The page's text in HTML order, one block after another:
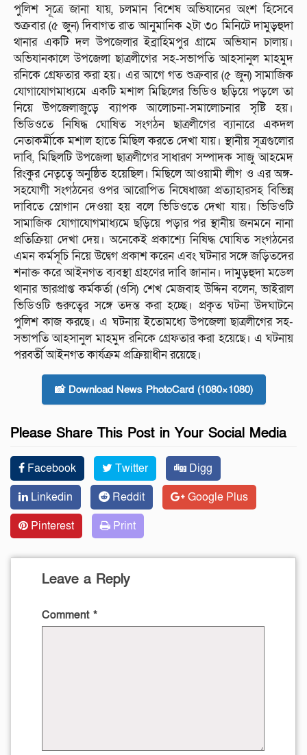
পুলিশ সূত্রে জানা যায়, চলমান বিশেষ অভিযানের অংশ হিসেবে
শুক্রবার (৫ জুন) দিবাগত রাত আনুমানিক ২টা ৩০ মিনিটে দামুড়হুদা
থানার একটি দল উপজেলার ইব্রাহিমপুর গ্রামে অভিযান চালায়।
অভিযানকালে উপজেলা ছাত্রলীগের সহ-সভাপতি আহসানুল মাহমুদ
রনিকে গ্রেফতার করা হয়। এর আগে গত শুক্রবার (৫ জুন) সামাজিক
যোগাযোগমাধ্যমে একটি মশাল মিছিলের ভিডিও ছড়িয়ে পড়লে তা
নিয়ে উপজেলাজুড়ে ব্যাপক আলোচনা-সমালোচনার সৃষ্টি হয়।
ভিডিওতে নিষিদ্ধ ঘোষিত সংগঠন ছাত্রলীগের ব্যানারে একদল
নেতাকর্মীকে মশাল হাতে মিছিল করতে দেখা যায়। স্থানীয় সূত্রগুলোর
দাবি, মিছিলটি উপজেলা ছাত্রলীগের সাধারণ সম্পাদক সাজু আহমেদ
রিংকুর নেতৃত্বে অনুষ্ঠিত হয়েছিল। মিছিলে আওয়ামী লীগ ও এর অঙ্গ-
সহযোগী সংগঠনের ওপর আরোপিত নিষেধাজ্ঞা প্রত্যাহারসহ বিভিন্ন
দাবিতে স্লোগান দেওয়া হয় বলে ভিডিওতে দেখা যায়। ভিডিওটি
সামাজিক যোগাযোগমাধ্যমে ছড়িয়ে পড়ার পর স্থানীয় জনমনে নানা
প্রতিক্রিয়া দেখা দেয়। অনেকেই প্রকাশ্যে নিষিদ্ধ ঘোষিত সংগঠনের
এমন কর্মসূচি নিয়ে উদ্বেগ প্রকাশ করেন এবং ঘটনার সঙ্গে জড়িতদের
শনাক্ত করে আইনগত ব্যবস্থা গ্রহণের দাবি জানান। দামুড়হুদা মডেল
থানার ভারপ্রাপ্ত কর্মকর্তা (ওসি) শেখ মেজবাহ উদ্দিন বলেন, ভাইরাল
ভিডিওটি গুরুত্বের সঙ্গে তদন্ত করা হচ্ছে। প্রকৃত ঘটনা উদঘাটনে
পুলিশ কাজ করছে। এ ঘটনায় ইতোমধ্যে উপজেলা ছাত্রলীগের সহ-
সভাপতি আহসানুল মাহমুদ রনিকে গ্রেফতার করা হয়েছে। এ ঘটনায়
পরবর্তী আইনগত কার্যক্রম প্রক্রিয়াধীন রয়েছে।
📸 Download News PhotoCard (1080×1080)
Please Share This Post in Your Social Media
Facebook Twitter
Digg
Linkedin
Reddit
Google Plus
Pinterest
Print
Leave a Reply
Comment *